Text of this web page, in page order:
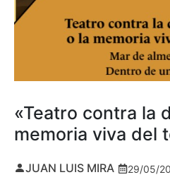
«Teatro contra la
memoria viva del
JUAN LUIS MIRA 29/05/